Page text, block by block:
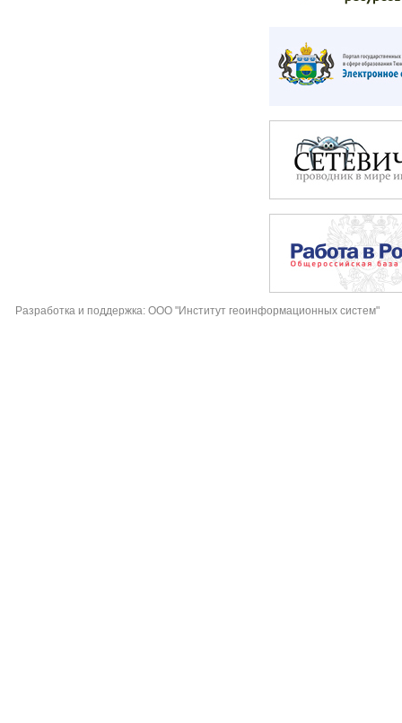
Разработка и поддержка: ООО "Институт геоинформационных систем"